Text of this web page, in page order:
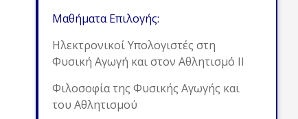
Μαθήματα Επιλογής:
Ηλεκτρονικοί Υπολογιστές στη
Φυσική Αγωγή και στον Αθλητισμό ΙΙ
Φιλοσοφία της Φυσικής Αγωγής και
του Αθλητισμού